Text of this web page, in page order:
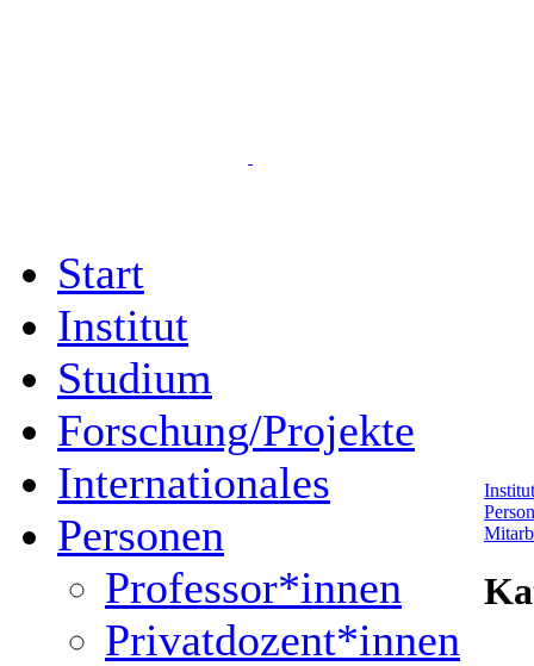
Start
Institut
Studium
Forschung/Projekte
Internationales
Personen
Professor*innen
Privatdozent*innen